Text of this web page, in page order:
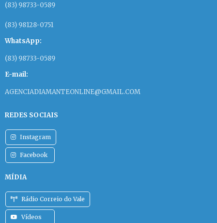
(83) 98733-0589
(83) 98128-0751
WhatsApp:
(83) 98733-0589
E-mail:
AGENCIADIAMANTEONLINE@GMAIL.COM
REDES SOCIAIS
Instagram
Facebook
MÍDIA
Rádio Correio do Vale
Vídeos